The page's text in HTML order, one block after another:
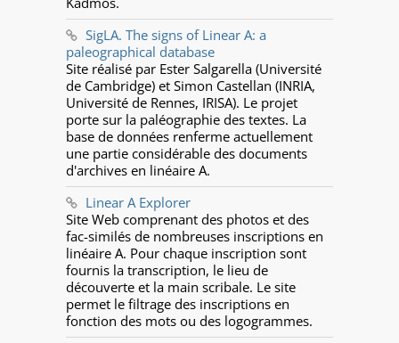
SigLA. The signs of Linear A: a
paleographical database
Site réalisé par Ester Salgarella (Université
de Cambridge) et Simon Castellan (INRIA,
Université de Rennes, IRISA). Le projet
porte sur la paléographie des textes. La
base de données renferme actuellement
une partie considérable des documents
d'archives en linéaire A.
Linear A Explorer
Site Web comprenant des photos et des
fac-similés de nombreuses inscriptions en
linéaire A. Pour chaque inscription sont
fournis la transcription, le lieu de
découverte et la main scribale. Le site
permet le filtrage des inscriptions en
fonction des mots ou des logogrammes.